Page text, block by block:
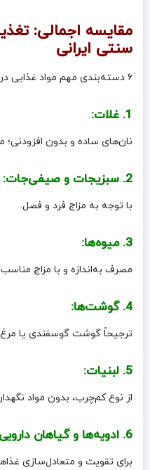
مقایسه اجمالی:
سنتی ایرانی
۶ دسته‌بندی مهم مواد غذایی در طب سنتی ایرانی
1. غلات:
نان‌های ساده و بدون افزودنی؛
2. سبزیجات و صیفی‌جات:
با توجه به مزاج فرد و فصل.
3. میوه‌ها:
مصرف به‌اندازه و با مزاج
4. گوشت‌ها:
ترجیحاً گوشت گوسفندی یا
5. لبنیات:
از نوع کم‌چرب، بدون مواد
6. ادویه‌ها و گیاهان دارویی:
برای تقویت و متعادل‌سازی